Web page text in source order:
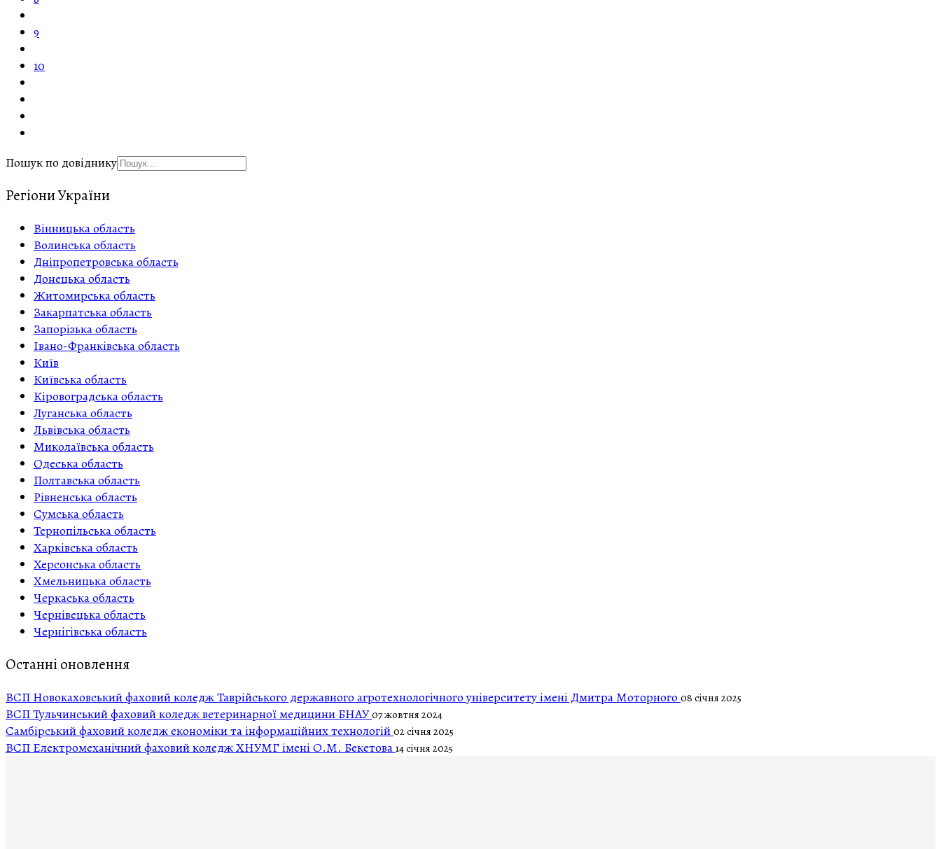
9
10
Пошук по довіднику
Регіони України
Вінницька область
Волинська область
Дніпропетровська область
Донецька область
Житомирська область
Закарпатська область
Запорізька область
Івано-Франківська область
Київ
Київська область
Кіровоградська область
Луганська область
Львівська область
Миколаївська область
Одеська область
Полтавська область
Рівненська область
Сумська область
Тернопільська область
Харківська область
Херсонська область
Хмельницька область
Черкаська область
Чернівецька область
Чернігівська область
Останні оновлення
ВСП Новокаховський фаховий коледж Таврійського державного агротехнологічного університету імені Дмитра Моторного 08 січня 2025
ВСП Тульчинський фаховий коледж ветеринарної медицини БНАУ07 жовтня 2024
Самбірський фаховий коледж економіки та інформаційних технологій 02 січня 2025
ВСП Електромеханічний фаховий коледж ХНУМГ імені О.М. Бекетова 14 січня 2025